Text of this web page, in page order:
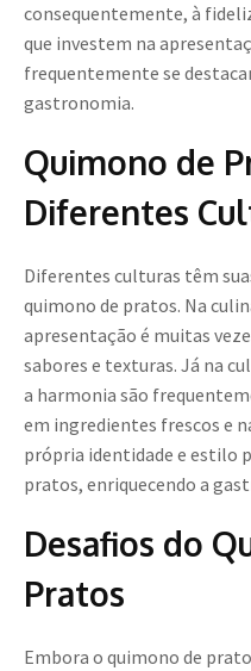
consequentemente, à
que investem na
frequentemente se
gastronomia.
Quimono de
Diferentes
Diferentes culturas têm
quimono de pratos. Na
apresentação é muitas
sabores e texturas. Já na
a harmonia são
em ingredientes frescos e
própria identidade e estilo
pratos, enriquecendo a
Desafios do
Pratos
Embora o quimono de